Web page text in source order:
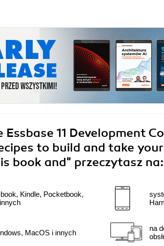
Essbase 11 Development
to build and take
book and" przeczytasz na:
Kindle, Pocketbook,
MacOS i innych
na